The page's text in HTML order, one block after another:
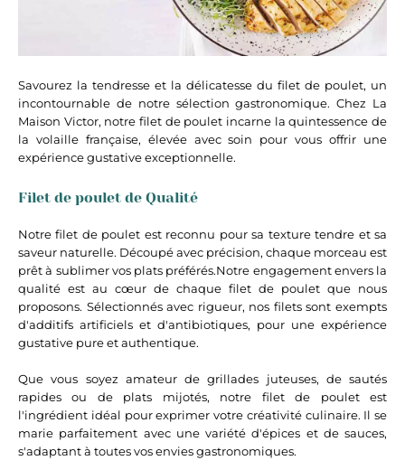
Savourez la tendresse et la délicatesse du filet de poulet, un
incontournable de notre sélection gastronomique. Chez La
Maison Victor, notre filet de poulet incarne la quintessence de
la volaille française, élevée avec soin pour vous offrir une
expérience gustative exceptionnelle.
Filet de poulet de Qualité
Notre filet de poulet est reconnu pour sa texture tendre et sa
saveur naturelle. Découpé avec précision, chaque morceau est
prêt à sublimer vos plats préférés.Notre engagement envers la
qualité est au cœur de chaque filet de poulet que nous
proposons. Sélectionnés avec rigueur, nos filets sont exempts
d'additifs artificiels et d'antibiotiques, pour une expérience
gustative pure et authentique.
Que vous soyez amateur de grillades juteuses, de sautés
rapides ou de plats mijotés, notre filet de poulet est
l'ingrédient idéal pour exprimer votre créativité culinaire. Il se
marie parfaitement avec une variété d'épices et de sauces,
s'adaptant à toutes vos envies gastronomiques.